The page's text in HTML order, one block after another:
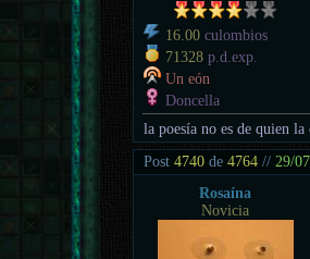
16.00 culombios
71328 p.d.exp.
Un eón
Doncella
la poesía no es de quien
Post4740 de4764 // 29/
Rosaína
Novicia